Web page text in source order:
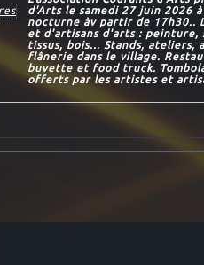
d'Arts le samedi 27 juin 2026
nocturne àv partir de 17h30..
et d'artisans d'arts : peinture,
tissus, bois... Stands, ateliers,
flânerie dans le village.
buvette et food truck.
offerts par les artistes et